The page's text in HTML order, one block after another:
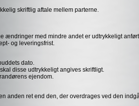
skriftlig aftale mellem parterne.
ændringer med mindre andet er udtrykkeligt
og leveringsfrist.
dato.
disse udtrykkeligt angives skriftligt.
ejendom.
anden ret end den, der overdrages ved den